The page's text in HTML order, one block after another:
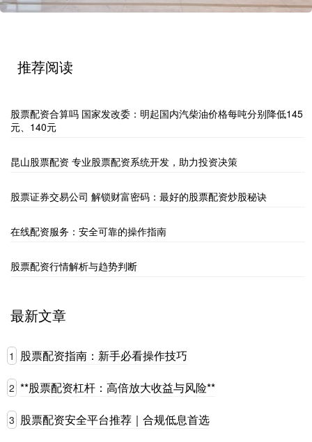
推荐阅读
股票配资合算吗 国家发改委：明起国内汽柴油价格每吨分别降低145
元、140元
昆山股票配资 专业股票配资系统开发，助力投资决策
股票证券交易公司 解锁财富密码：最好的股票配资炒股秘诀
在线配资服务：安全可靠的操作指南
股票配资行情解析与趋势判断
最新文章
1 股票配资指南：新手必看操作技巧
2 **股票配资杠杆：高倍放大收益与风险**
3 股票配资安全平台推荐｜合规低息首选